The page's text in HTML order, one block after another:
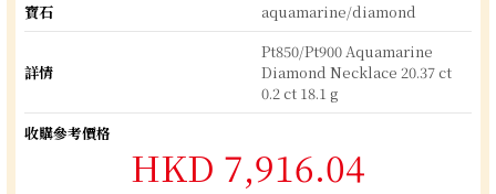
寶石 aquamarine/diamond
詳情
Pt850/Pt900 Aquamarine
Diamond Necklace 20.37 ct
0.2 ct 18.1 g
收購參考價格
HKD 7,916.04